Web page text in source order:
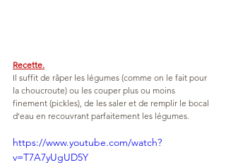
Recette.
Il suffit de râper les légumes (comme on le fait pour
la choucroute) ou les couper plus ou moins
finement (pickles), de les saler et de remplir le bocal
d'eau en recouvrant parfaitement les légumes.
https://www.youtube.com/watch?
v=T7A7yUgUD5Y